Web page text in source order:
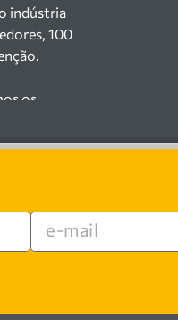
indústria
100
os
Encontre